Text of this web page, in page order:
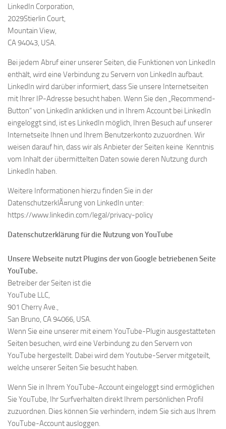
LinkedIn Corporation,
2029Stierlin Court,
Mountain View,
CA 94043, USA.
Bei jedem Abruf einer unserer Seiten, die Funktionen von LinkedIn
enthält, wird eine Verbindung zu Servern von LinkedIn aufbaut.
LinkedIn wird darüber informiert, dass Sie unsere Internetseiten
mit Ihrer IP-Adresse besucht haben. Wenn Sie den „Recommend-
Button“ von LinkedIn anklicken und in Ihrem Account bei LinkedIn
eingeloggt sind, ist es LinkedIn möglich, Ihren Besuch auf unserer
Internetseite Ihnen und Ihrem Benutzerkonto zuzuordnen. Wir
weisen darauf hin, dass wir als Anbieter der Seiten keine Kenntnis
vom Inhalt der übermittelten Daten sowie deren Nutzung durch
LinkedIn haben.
Weitere Informationen hierzu finden Sie in der
DatenschutzerklÃ¤rung von LinkedIn unter:
https://www.linkedin.com/legal/privacy-policy
Datenschutzerklärung für die Nutzung von YouTube
Unsere Webseite nutzt Plugins der von Google betriebenen Seite
YouTube.
Betreiber der Seiten ist die
YouTube LLC,
901 Cherry Ave.,
San Bruno, CA 94066, USA.
Wenn Sie eine unserer mit einem YouTube-Plugin ausgestatteten
Seiten besuchen, wird eine Verbindung zu den Servern von
YouTube hergestellt. Dabei wird dem Youtube-Server mitgeteilt,
welche unserer Seiten Sie besucht haben.
Wenn Sie in Ihrem YouTube-Account eingeloggt sind ermöglichen
Sie YouTube, Ihr Surfverhalten direkt Ihrem persönlichen Profil
zuzuordnen. Dies können Sie verhindern, indem Sie sich aus Ihrem
YouTube-Account ausloggen.